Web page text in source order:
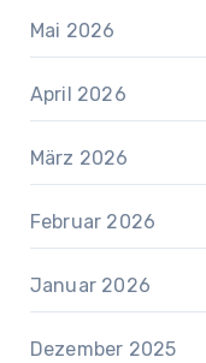
Mai 2026
April 2026
März 2026
Februar 2026
Januar 2026
Dezember 2025